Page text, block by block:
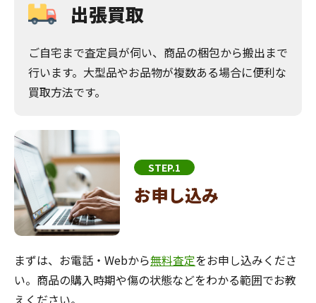
出張買取
ご自宅まで査定員が伺い、商品の梱包から搬出まで
行います。大型品やお品物が複数ある場合に便利な
買取方法です。
STEP.1
お申し込み
まずは、お電話・Webから無料査定をお申し込みくださ
い。商品の購入時期や傷の状態などをわかる範囲でお教
えください。